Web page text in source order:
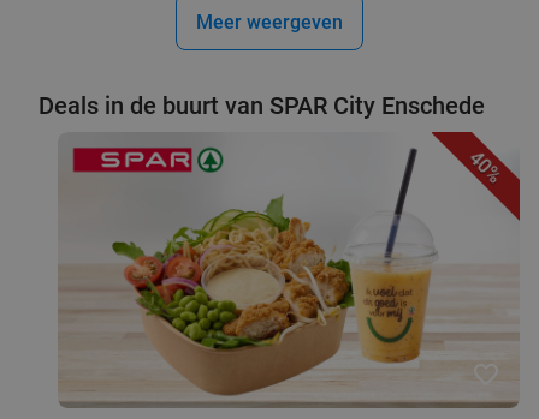
Meer weergeven
Deals in de buurt van SPAR City Enschede
40%
favorite_border